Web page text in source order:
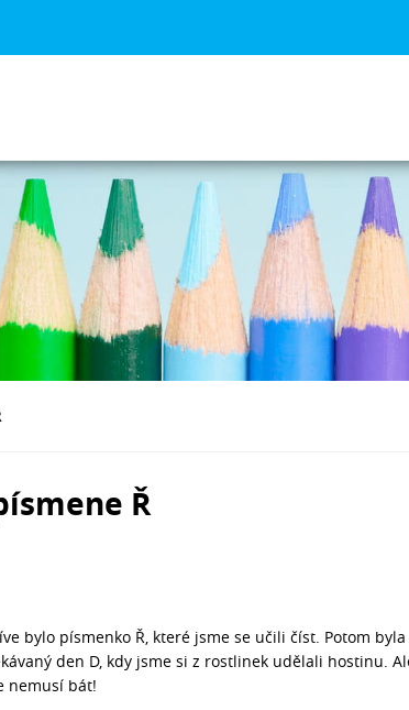
Ř
bylo písmenko Ř, které jsme se učili číst. Potom
den D, kdy jsme si z rostlinek udělali
nemusí bát!